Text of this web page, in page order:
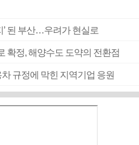
’ 된 부산…우려가 현실로
확정, 해양수도 도약의 전환점
규정에 막힌 지역기업 응원